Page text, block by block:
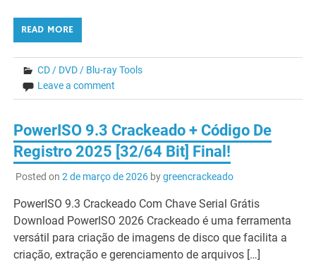
READ MORE
CD / DVD / Blu-ray Tools
Leave a comment
PowerISO 9.3 Crackeado + Código De
Registro 2025 [32/64 Bit] Final!
Posted on 2 de março de 2026bygreencrackeado
PowerISO 9.3 Crackeado Com Chave Serial Grátis
Download PowerISO 2026 Crackeado é uma ferramenta
versátil para criação de imagens de disco que facilita a
criação, extração e gerenciamento de arquivos […]